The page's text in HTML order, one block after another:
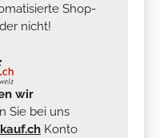
Shop-
nicht!
wir
Sie bei uns
Konto